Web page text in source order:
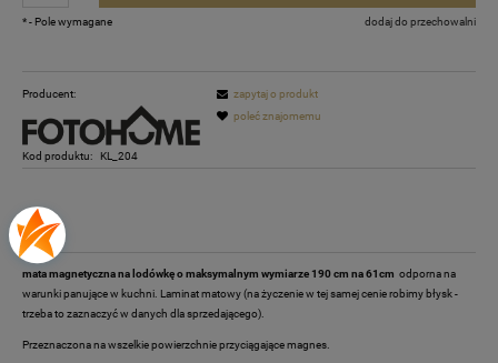
dodaj do przechowalni
*- Pole wymagane
Producent:
Kod produktu: KL_204
zapytaj o produkt
poleć znajomemu
Opis
mata magnetyczna na lodówkę o maksymalnym wymiarze 190 cm na 61cm odporna na
warunki panujące w kuchni. Laminat matowy (na życzenie w tej samej cenie robimy błysk -
trzeba to zaznaczyć w danych dla sprzedającego).
Przeznaczona na wszelkie powierzchnie przyciągające magnes.